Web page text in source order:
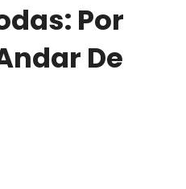
Por
De